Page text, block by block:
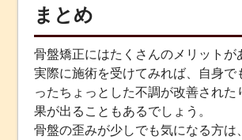
まとめ
骨盤矯正にはたくさんのメリットが
実際に施術を受けてみれば、自身で
ったちょっとした不調が改善された
果が出ることもあるでしょう。
骨盤の歪みが少しでも気になる方は